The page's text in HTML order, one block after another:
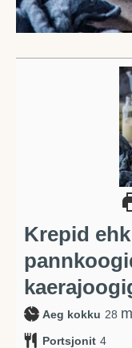
Krepid
Aeg kokku 28
Portsjonit 4